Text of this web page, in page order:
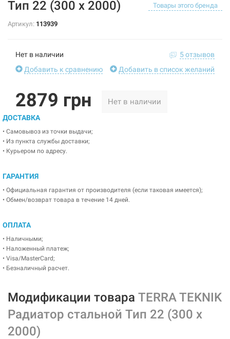
Тип 22 (300 x 2000)
Товары этого бренда
Артикул: 113939
Нет в наличии
5 отзывов
Добавить к сравнению
Добавить в список желаний
2879 грн Нет в наличии
ДОСТАВКА
• Самовывоз из точки выдачи;
• Из пункта службы доставки;
• Курьером по адресу.
ГАРАНТИЯ
• Официальная гарантия от производителя (если таковая имеется);
• Обмен/возврат товара в течение 14 дней.
ОПЛАТА
• Наличными;
• Наложенный платеж;
• Visa/MasterCard;
• Безналичный расчет.
Модификации товара TERRA TEKNIK
Радиатор стальной Тип 22 (300 x
2000)